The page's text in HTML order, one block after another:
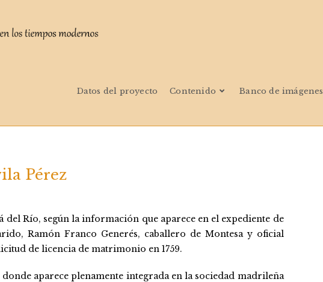
Datos del proyecto Contenido Banco de imágenes
Pérez
Río, según la información que aparece en el expediente de
Ramón Franco Generés, caballero de Montesa y oficial
de licencia de matrimonio en 1759.
aparece plenamente integrada en la sociedad madrileña